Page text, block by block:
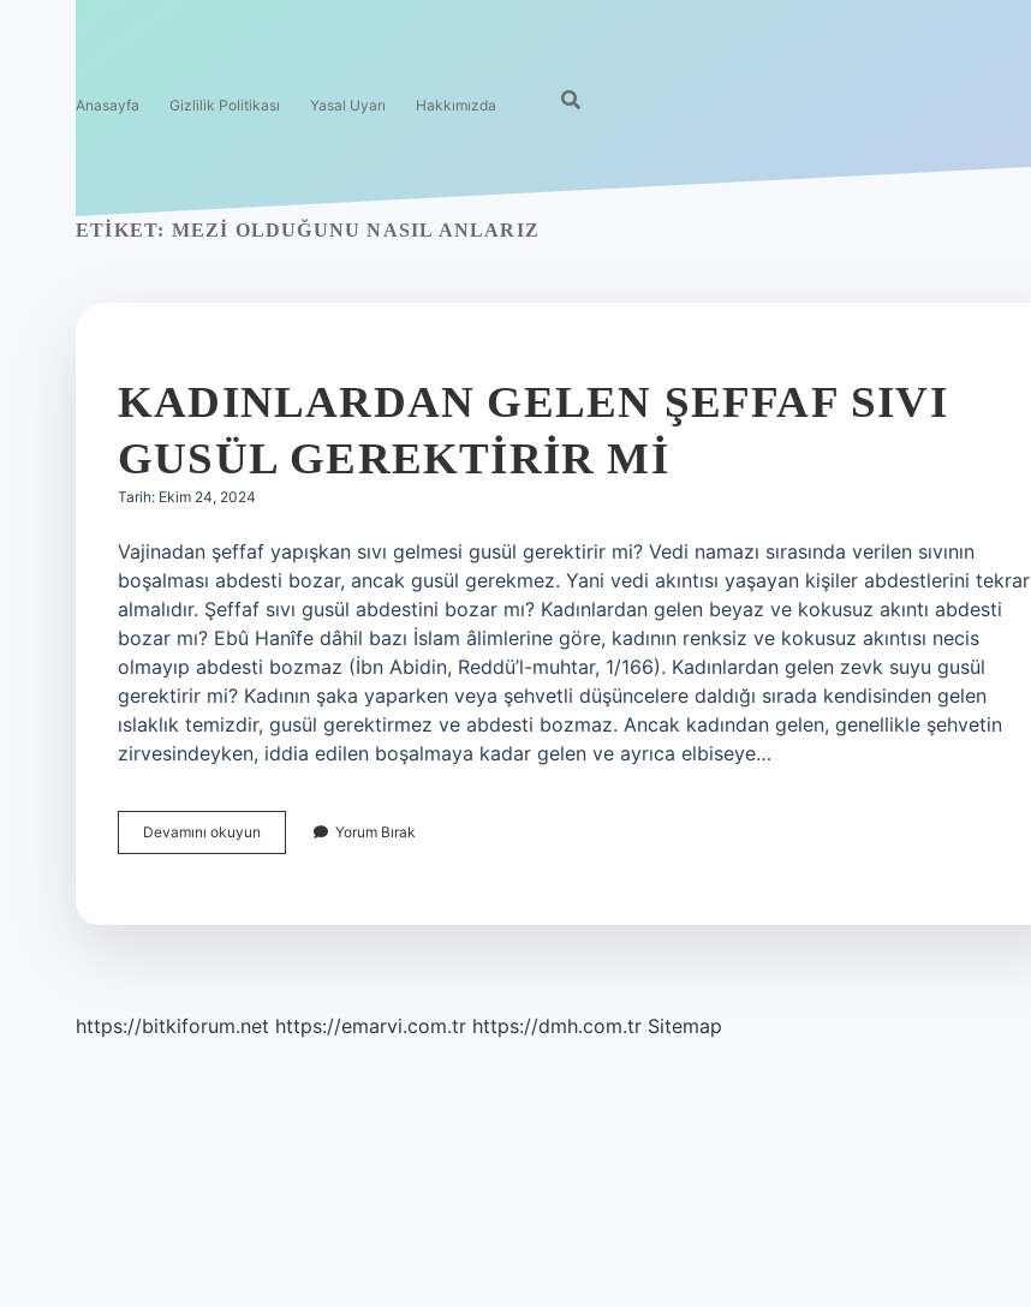
Anasayfa Gizlilik Politikası Yasal Uyarı Hakkımızda
ETIKET: MEZI OLDUĞUNU NASIL ANLARIZ
KADINLARDAN GELEN ŞEFFAF SIVI
GUSÜL GEREKTIRIR MI
Tarih: Ekim 24, 2024
Vajinadan şeffaf yapışkan sıvı gelmesi gusül gerektirir mi? Vedi namazı sırasında verilen sıvının
boşalması abdesti bozar, ancak gusül gerekmez. Yani vedi akıntısı yaşayan kişiler abdestlerini tekrar
almalıdır. Şeffaf sıvı gusül abdestini bozar mı? Kadınlardan gelen beyaz ve kokusuz akıntı abdesti
bozar mı? Ebû Hanîfe dâhil bazı İslam âlimlerine göre, kadının renksiz ve kokusuz akıntısı necis
olmayıp abdesti bozmaz (İbn Abidin, Reddü’l-muhtar, 1/166). Kadınlardan gelen zevk suyu gusül
gerektirir mi? Kadının şaka yaparken veya şehvetli düşüncelere daldığı sırada kendisinden gelen
ıslaklık temizdir, gusül gerektirmez ve abdesti bozmaz. Ancak kadından gelen, genellikle şehvetin
zirvesindeyken, iddia edilen boşalmaya kadar gelen ve ayrıca elbiseye…
Devamını okuyun Kadınlardan
Gelen
Yorum Bırak
https://bitkiforum.net https://emarvi.com.tr https://dmh.com.tr Sitemap